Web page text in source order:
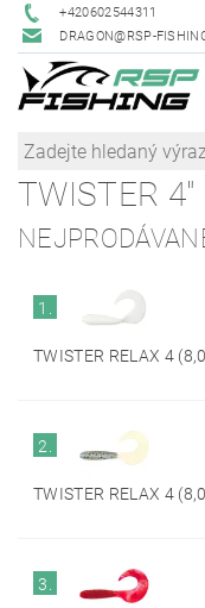
+420602544311
DRAGON@RSP-
TWISTER 4"
1.
TWISTER RELAX 4
2.
TWISTER RELAX 4
3.